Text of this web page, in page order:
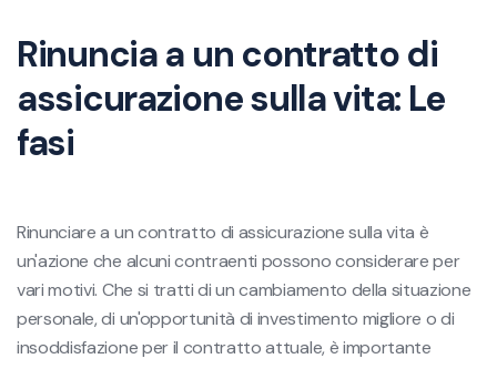
Rinuncia a un contratto di
assicurazione sulla vita: Le
fasi
Rinunciare a un contratto di assicurazione sulla vita è
un'azione che alcuni contraenti possono considerare per
vari motivi. Che si tratti di un cambiamento della situazione
personale, di un'opportunità di investimento migliore o di
insoddisfazione per il contratto attuale, è importante